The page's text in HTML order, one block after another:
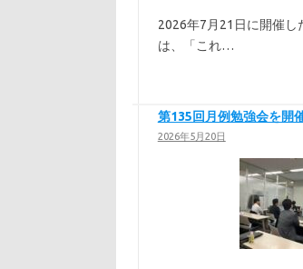
2026年7月21日に開催し
は、「これ…
第135回月例勉強会を開
2026年5月20日